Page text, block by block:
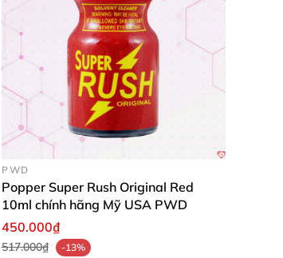
PWD
Popper Super Rush Original Red
10ml chính hãng Mỹ USA PWD
450.000₫
517.000₫
-13%